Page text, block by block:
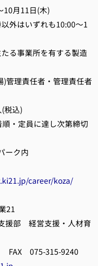
11日(木)
れも10:00～1
業所を有する製造
者・管理責任者
込)
に達し次第締切
ク内
career/koza/
21
営支援・人材育
075-315-9240